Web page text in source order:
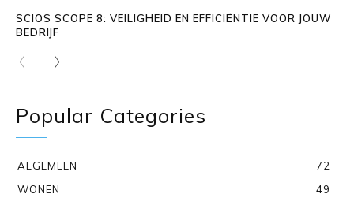
SCIOS SCOPE 8: VEILIGHEID EN EFFICIËNTIE VOOR JOUW
BEDRIJF
Popular Categories
ALGEMEEN
72
WONEN
49